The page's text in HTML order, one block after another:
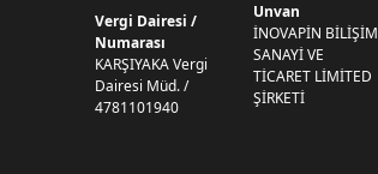
Vergi Dairesi /
Numarası
KARŞIYAKA Vergi
Dairesi Müd. /
4781101940
Unvan
İNOVAPİN BİLİŞİM
SANAYİ VE
TİCARET LİMİTED
ŞİRKETİ